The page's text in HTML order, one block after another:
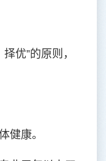
优”的原则，
健康。